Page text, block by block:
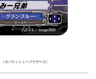
（オバケノトミーブラザーズ）